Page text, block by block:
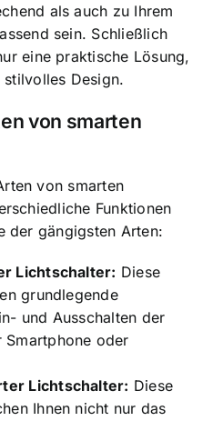
als auch zu Ihrem
sein. Schließlich
eine praktische Lösung,
Design.
von smarten
von smarten
Funktionen
der gängigsten Arten:
Lichtschalter: Diese
grundlegende
und Ausschalten der
Smartphone oder
Lichtschalter: Diese
Ihnen nicht nur das